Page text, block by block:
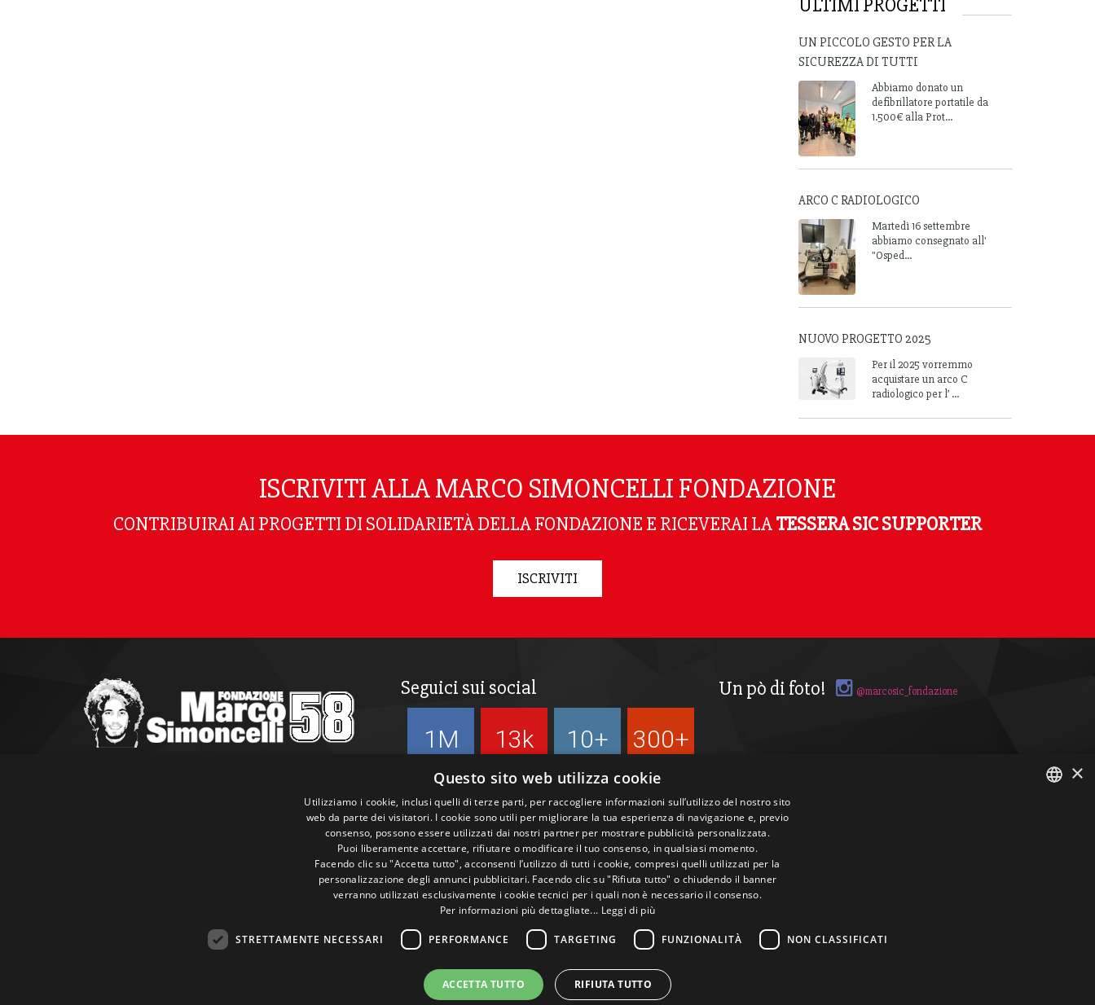
ULTIMI PROGETTI
UN PICCOLO GESTO PER LA
SICUREZZA DI TUTTI
Abbiamo donato un
defibrillatore portatile da
1.500€ alla Prot...
ARCO C RADIOLOGICO
Martedì 16 settembre
abbiamo consegnato all'
"Osped...
NUOVO PROGETTO 2025
Per il 2025 vorremmo
acquistare un arco C
radiologico per l’ ...
ISCRIVITI ALLA MARCO SIMONCELLI FONDAZIONE
CONTRIBUIRAI AI PROGETTI DI SOLIDARIETÀ DELLA FONDAZIONE E RICEVERAI LATESSERA SIC SUPPORTER
ISCRIVITI
info@marcosimoncellifondazione.it
Seguici sui social
1M 13k 10+ 300+
Un pò di foto! @marcosic_fondazione
×
Questo sito web utilizza cookie
Utilizziamo i cookie, inclusi quelli di terze parti, per raccogliere informazioni sull’utilizzo del nostro sito
web da parte dei visitatori. I cookie sono utili per migliorare la tua esperienza di navigazione e, previo
consenso, possono essere utilizzati dai nostri partner per mostrare pubblicità personalizzata.
Puoi liberamente accettare, rifiutare o modificare il tuo consenso, in qualsiasi momento.
Facendo clic su "Accetta tutto", acconsenti l’utilizzo di tutti i cookie, compresi quelli utilizzati per la
personalizzazione degli annunci pubblicitari. Facendo clic su "Rifiuta tutto" o chiudendo il banner
verranno utilizzati esclusivamente i cookie tecnici per i quali non è necessario il consenso.
Per informazioni più dettagliate... Leggi di più
STRETTAMENTE NECESSARI PERFORMANCE TARGETING FUNZIONALITÀ NON CLASSIFICATI
ACCETTA TUTTO RIFIUTA TUTTO